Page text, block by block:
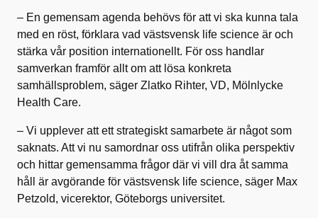
– En gemensam agenda behövs för att vi ska kunna tala
med en röst, förklara vad västsvensk life science är och
stärka vår position internationellt. För oss handlar
samverkan framför allt om att lösa konkreta
samhällsproblem, säger Zlatko Rihter, VD, Mölnlycke
Health Care.
– Vi upplever att ett strategiskt samarbete är något som
saknats. Att vi nu samordnar oss utifrån olika perspektiv
och hittar gemensamma frågor där vi vill dra åt samma
håll är avgörande för västsvensk life science, säger Max
Petzold, vicerektor, Göteborgs universitet.